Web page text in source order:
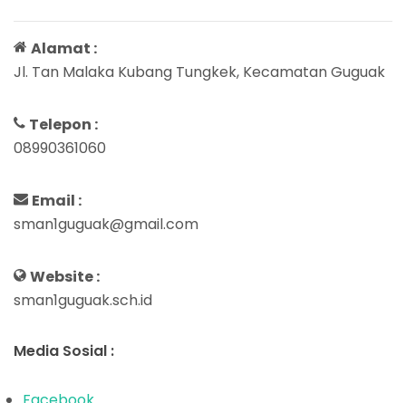
Alamat :
Jl. Tan Malaka Kubang Tungkek, Kecamatan Guguak
Telepon :
08990361060
Email :
sman1guguak@gmail.com
Website :
sman1guguak.sch.id
Media Sosial :